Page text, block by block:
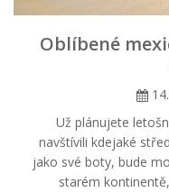
Oblíbené
Už plánujete
navštívili kdejaké
jako své boty, bude
starém